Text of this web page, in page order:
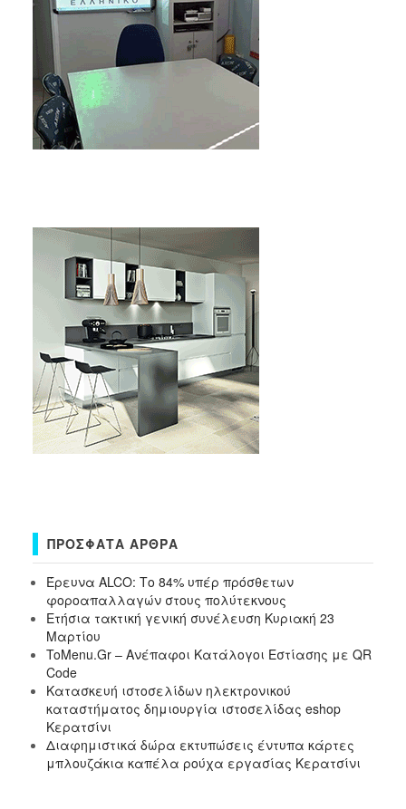
ΠΡΌΣΦΑΤΑ ΆΡΘΡΑ
Έρευνα ALCO: Το 84% υπέρ πρόσθετων
φοροαπαλλαγών στους πολύτεκνους
Ετήσια τακτική γενική συνέλευση Κυριακή 23
Μαρτίου
ToMenu.Gr – Ανέπαφοι Κατάλογοι Εστίασης με QR
Code
Κατασκευή ιστοσελίδων ηλεκτρονικού
καταστήματος δημιουργία ιστοσελίδας eshop
Κερατσίνι
Διαφημιστικά δώρα εκτυπώσεις έντυπα κάρτες
μπλουζάκια καπέλα ρούχα εργασίας Κερατσίνι